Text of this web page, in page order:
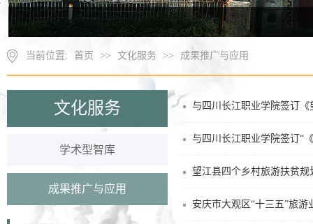
当前位置: 首页 >> 文化服务 >> 成果推广与应用
文化服务
学术型智库
成果推广与应用
与四川长江职业学院签订
与四川长江职业学院签订“
望江县四个乡村旅游扶贫规
安庆市大观区“十三五”旅游